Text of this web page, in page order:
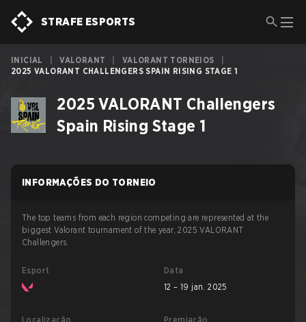
STRAFE ESPORTS
INICIAL VALORANT VALORANT TORNEIOS
2025 VALORANT CHALLENGERS SPAIN RISING STAGE 1
2025 VALORANT Challengers
Spain Rising Stage 1
INFORMAÇÕES DO TORNEIO
The top teams from each region competing are represented at the
biggest Valorant tournament of the year, 2025 VALORANT
Challengers.
Esport
Data
12 – 19 jan. 2025
Localização
Premiação